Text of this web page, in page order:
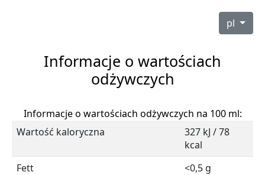
pl
Informacje o wartościach
odżywczych
Informacje o wartościach odżywczych na 100 ml:
Wartość kaloryczna
327 kJ / 78
kcal
Fett
<0,5 g